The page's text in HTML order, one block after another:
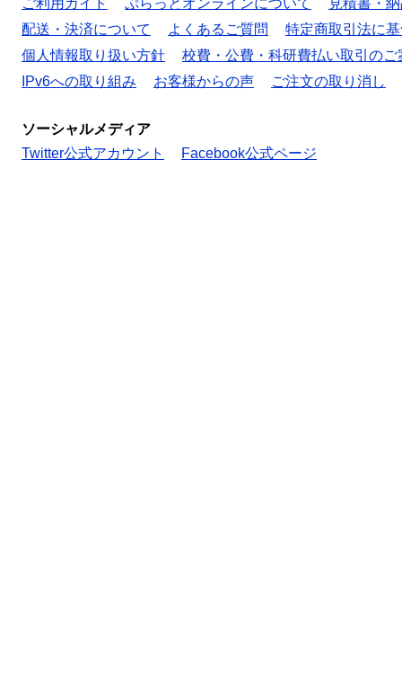
配送・決済について
よくあるご質問
特定商取引法に
個人情報取り扱い方針
校費・公費・科研費払い取引のご
IPv6への取り組み
お客様からの声 ご注文の取り消し
ソーシャルメディア
Twitter公式アカウント
Facebook公式ページ